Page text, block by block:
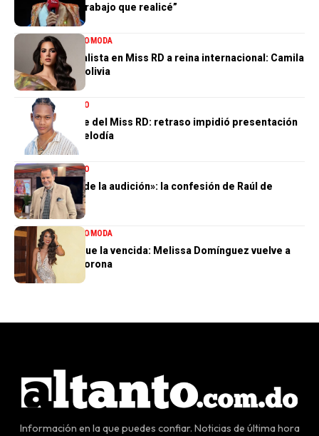
orgullosa del trabajo que realicé”
ENTRETENIMIENTOMODA
De tercera finalista en Miss RD a reina internacional: Camila
Issa rumbo a Bolivia
ENTRETENIMIENTO
El gran ausente del Miss RD: retraso impidió presentación
de Dalvin La Melodía
ENTRETENIMIENTO
«Perdí el 85 % de la audición»: la confesión de Raúl de
Molina
ENTRETENIMIENTOMODA
La tercera no fue la vencida: Melissa Domínguez vuelve a
quedar sin la corona
Información en la que puedes confiar. Noticias de última hora